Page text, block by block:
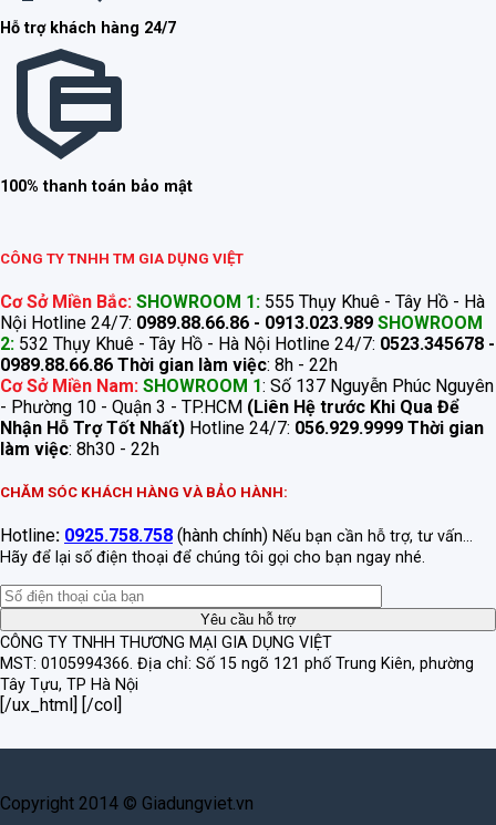
Hỗ trợ khách hàng 24/7
100% thanh toán bảo mật
CÔNG TY TNHH TM GIA DỤNG VIỆT
Cơ Sở Miền Bắc: SHOWROOM 1: 555 Thụy Khuê - Tây Hồ - Hà
Nội Hotline 24/7: 0989.88.66.86 - 0913.023.989 SHOWROOM
2: 532 Thụy Khuê - Tây Hồ - Hà Nội Hotline 24/7: 0523.345678 -
0989.88.66.86 Thời gian làm việc: 8h - 22h
Cơ Sở Miền Nam: SHOWROOM 1: Số 137 Nguyễn Phúc Nguyên
- Phường 10 - Quận 3 - TP.HCM (Liên Hệ trước Khi Qua Để
Nhận Hỗ Trợ Tốt Nhất) Hotline 24/7: 056.929.9999 Thời gian
làm việc: 8h30 - 22h
CHĂM SÓC KHÁCH HÀNG VÀ BẢO HÀNH:
Hotline: 0925.758.758 (hành chính) Nếu bạn cần hỗ trợ, tư vấn...
Hãy để lại số điện thoại để chúng tôi gọi cho bạn ngay nhé.
CÔNG TY TNHH THƯƠNG MẠI GIA DỤNG VIỆT
MST: 0105994366. Địa chỉ: Số 15 ngõ 121 phố Trung Kiên, phường
Tây Tựu, TP Hà Nội
[/ux_html] [/col]
Copyright 2014 © Giadungviet.vn